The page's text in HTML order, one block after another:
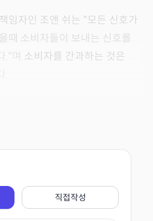
임자인 조앤 쉬는 "모든 신호가
때 소비자들이 보내는 신호를
."며 소비자를 간과하는 것은
직접작성